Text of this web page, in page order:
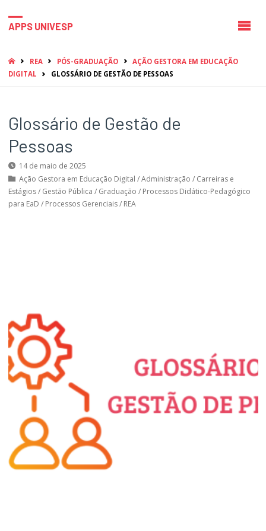
APPS UNIVESP
HOMEREA PÓS-GRADUAÇÃO
AÇÃO GESTORA EM EDUCAÇÃO
DIGITAL
GLOSSÁRIO DE GESTÃO DE PESSOAS
Glossário de Gestão de
Pessoas
14 de maio de 2025
Ação Gestora em Educação Digital /Administração / Carreiras e
Estágios/ Gestão Pública / Graduação / Processos Didático-Pedagógico
para EaD / Processos Gerenciais/ REA